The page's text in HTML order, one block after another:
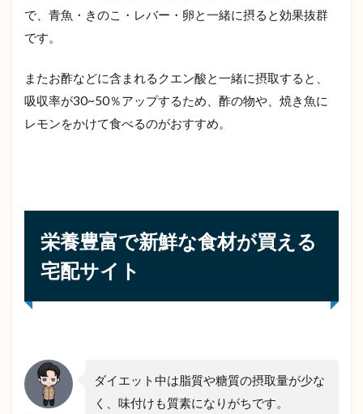
で、青魚・きのこ・レバー・卵と一緒に摂ると効果抜群
です。
またお酢などに含まれるクエン酸と一緒に摂取すると、
吸収率が30~50％アップするため、酢の物や、焼き魚に
レモンをかけて食べるのがおすすめ。
栄養豊富で新鮮な食材が買える
宅配サイト
ダイエット中は脂質や糖質の摂取量が少な
く、味付けも質素になりがちです。